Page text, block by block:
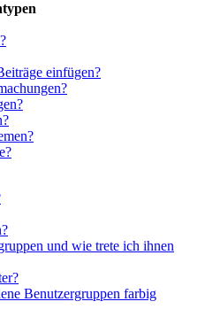
einfügen?
und wie trete ich ihnen
Benutzergruppen farbig